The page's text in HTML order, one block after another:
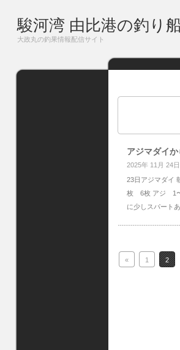
駿河湾 由比港の釣り
大政丸の釣果情報配信サイト
アジマダイ
2025年 11月 24日
23日アジマダイ
枚 6枚 アジ 1〜
に少しスパート
« 1 2